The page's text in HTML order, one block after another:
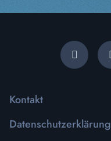
Kontakt
Datenschutzerklärung